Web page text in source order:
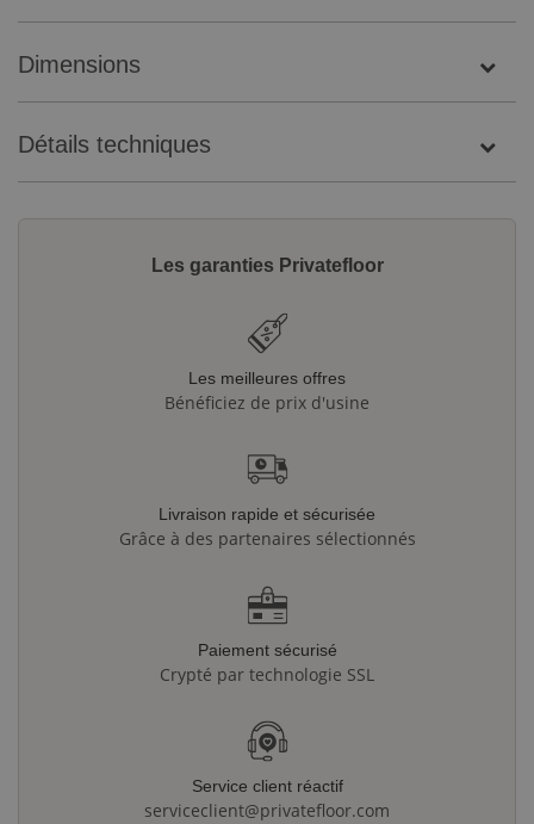
Dimensions
Détails techniques
Les garanties Privatefloor
Les meilleures offres
Bénéficiez de prix d'usine
Livraison rapide et sécurisée
Grâce à des partenaires sélectionnés
Paiement sécurisé
Crypté par technologie SSL
Service client réactif
serviceclient@privatefloor.com